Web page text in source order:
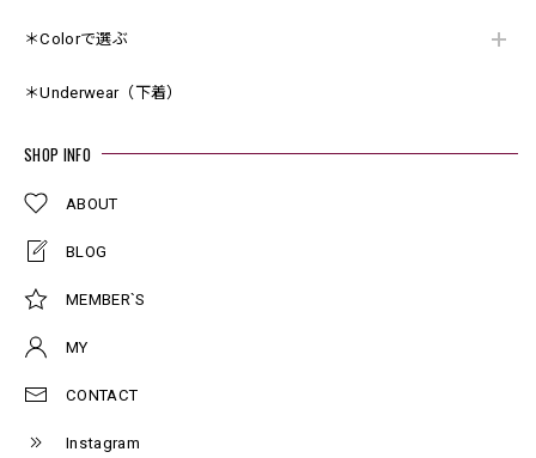
＊Colorで選ぶ
＊Underwear（下着）
SHOP INFO
ABOUT
BLOG
MEMBER`S
MY
CONTACT
Instagram